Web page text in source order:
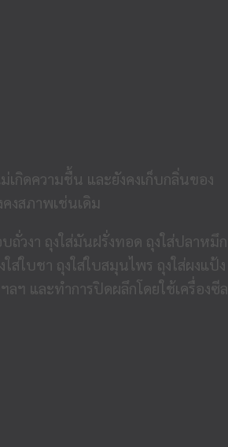
กิดความชื้น และยังคงเก็บกลิ่นของ
งสภาพเช่นเดิม
วงา ถุงใส่มันฝรั่งทอด ถุงใส่ปลาหมึก
ส่ใบชา ถุงใส่ใบสมุนไพร ถุงใส่ผงแป้ง
ลฯ และทำการปิดผลึกโดยใช้เครื่องซีล